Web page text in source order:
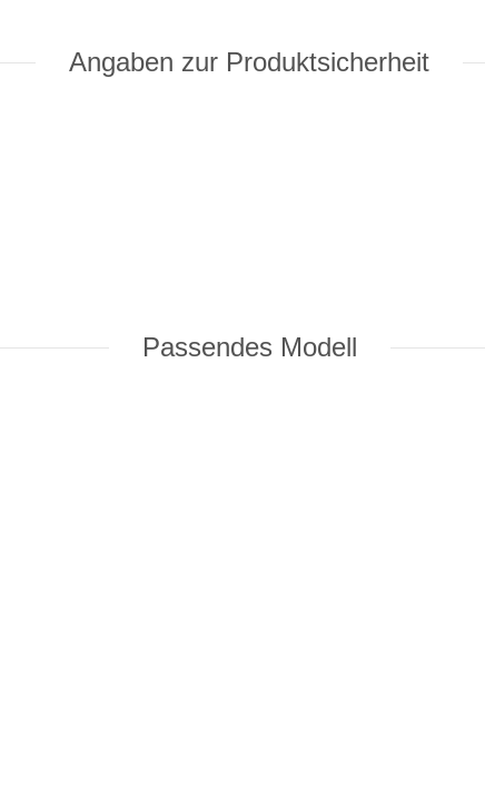
mit in den
nach dem Kauf.
Angaben zur Produktsicherheit
Passendes Modell